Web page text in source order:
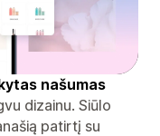
našumas
dizainu. Siūlo
patirtį su